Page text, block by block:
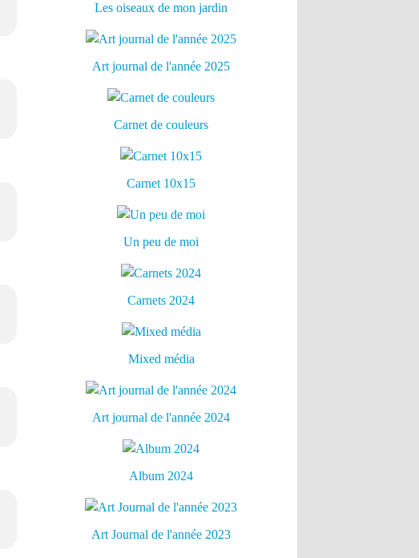
Les oiseaux de mon jardin
Art journal de l'année 2025
Carnet de couleurs
Carnet 10x15
Un peu de moi
Carnets 2024
Mixed média
Art journal de l'année 2024
Album 2024
Art Journal de l'année 2023